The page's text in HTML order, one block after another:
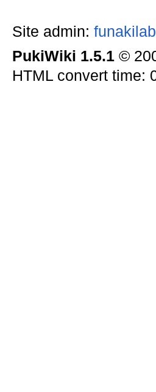
Site admin:
PukiWiki 1.5.1©
HTML convert time: